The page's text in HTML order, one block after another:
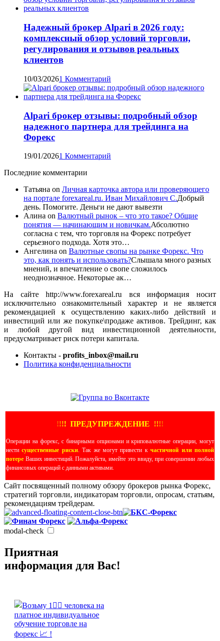
Надежный брокер Alpari в 2026 году:
комплексный обзор условий торговли,
регулирования и отзывов реальных
клиентов
10/03/20261 Комментарий
Alpari брокер отзывы: подробный обзор
надежного партнера для трейдинга на
Форекс
19/01/20261 Комментарий
Последние комментарии
Татьяна on Личная карточка автора или проверяющего
на портале forexareal.ru. Иван Михайлович С.Добрый
день. Помогите. Деньги не дают вывезти
Алина on Валютный рынок – что это такое? Общие
понятия — начинающим и новичкам.Абсолютно
согласна с тем, что торговля на Форекс потребует
серьезного подхода. Хотя это…
Ангелина on Валютные свопы на рынке Форекс. Что
это, как понять и использовать?Слышала много разных
мнений, и впечатление о свопе сложилось
неоднозначное. Некоторые ак…
На сайте http://www.forexareal.ru вся информация носит
исключительно ознакомительный характер и не является
рекомендацией к осуществлению каких-либо действий и
инвестиций или же покупке\продаже активов. Трейдинг, как
и любой другой вид инвестиционной деятельности,
предусматривает риск потери капитала.
Контакты - profits_inbox@mail.ru
Политика конфиденциальности
!!!! ПРЕДУПРЕЖДЕНИЕ !!!!
Операции на форекс, с бинарными опционами и криповалютные операции, могут
нестисущественные риски. Так же могут привести кчастичной или полной
потере Ваших инвестиций. Пожалуйста, имейте это ввиду, при совершении любых
финансовых операций с данными активами.
Сайт посвященный полному обзору брокеров рынка Форекс,
стратегий торговли, индикаторам торговли, опросам, статьям,
рекомендациям трейдерам.
modal-check
Приятная
информация для Вас!